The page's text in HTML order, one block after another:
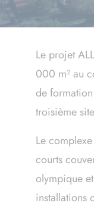
Le projet
000 m² au
de
troisième
Le
courts
olympique
installations